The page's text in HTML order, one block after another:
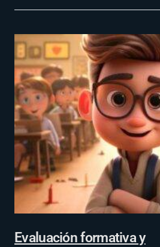
Evaluación formativa y